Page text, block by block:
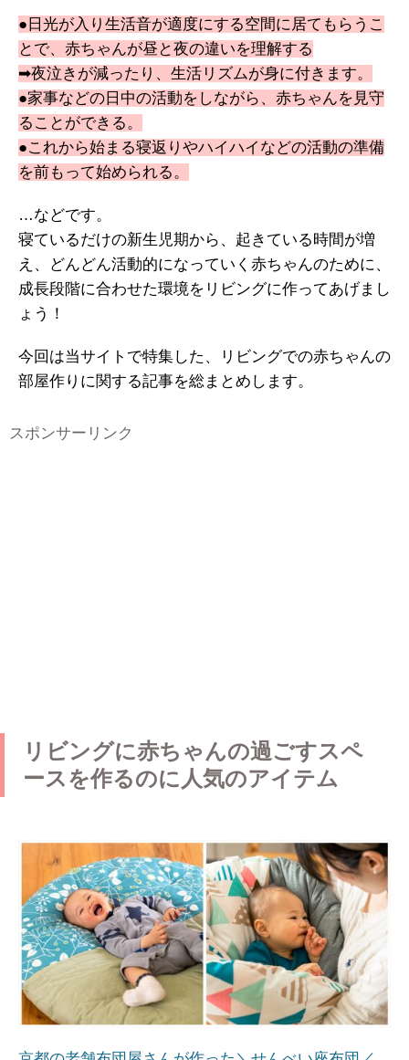
●日光が入り生活音が適度にする空間に居てもらうこ
とで、赤ちゃんが昼と夜の違いを理解する
➡夜泣きが減ったり、生活リズムが身に付きます。
●家事などの日中の活動をしながら、赤ちゃんを見守
ることができる。
●これから始まる寝返りやハイハイなどの活動の準備
を前もって始められる。
…などです。
寝ているだけの新生児期から、起きている時間が増
え、どんどん活動的になっていく赤ちゃんのために、
成長段階に合わせた環境をリビングに作ってあげまし
ょう！
今回は当サイトで特集した、リビングでの赤ちゃんの
部屋作りに関する記事を総まとめします。
スポンサーリンク
リビングに赤ちゃんの過ごすスペ
ースを作るのに人気のアイテム